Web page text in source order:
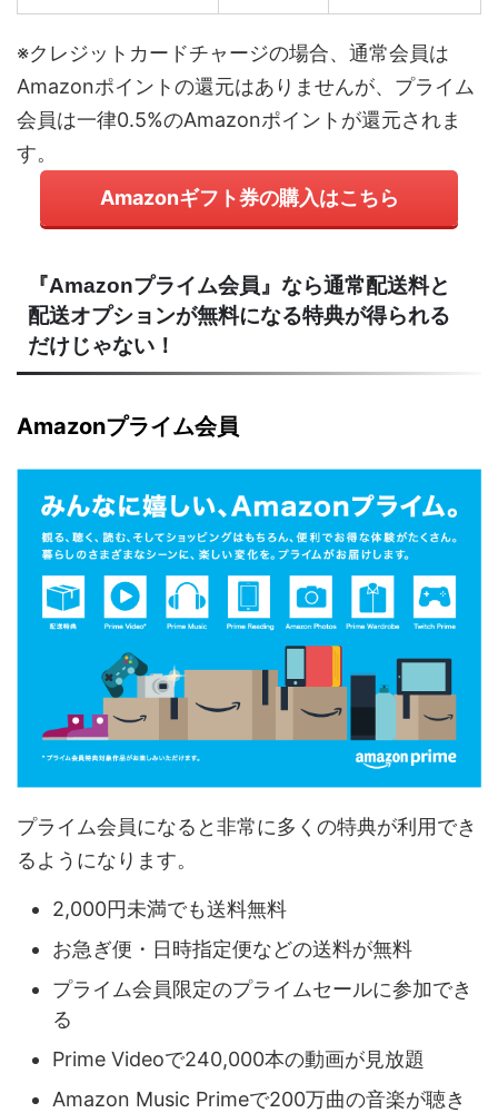
※クレジットカードチャージの場合、通常会員は
Amazonポイントの還元はありませんが、プライム
会員は一律0.5%のAmazonポイントが還元されま
す。
Amazonギフト券の購入はこちら
『Amazonプライム会員』なら通常配送料と
配送オプションが無料になる特典が得られる
だけじゃない！
Amazonプライム会員
プライム会員になると非常に多くの特典が利用でき
るようになります。
2,000円未満でも送料無料
お急ぎ便・日時指定便などの送料が無料
プライム会員限定のプライムセールに参加でき
る
Prime Videoで240,000本の動画が見放題
Amazon Music Primeで200万曲の音楽が聴き